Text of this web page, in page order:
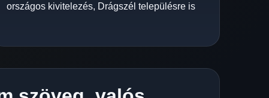
országos kivitelezés, Drágszél településre is